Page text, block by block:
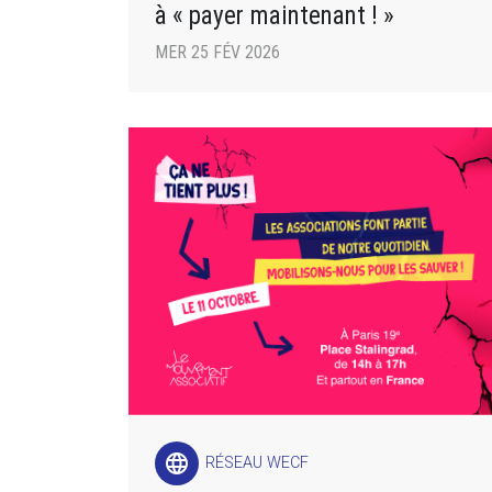
à « payer maintenant ! »
MER 25 FÉV 2026
language RÉSEAU WECF